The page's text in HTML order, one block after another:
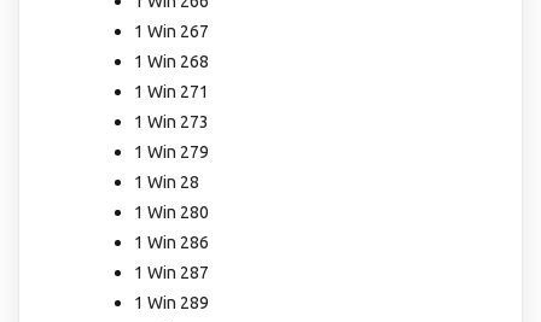
1 Win 267
1 Win 268
1 Win 271
1 Win 273
1 Win 279
1 Win 28
1 Win 280
1 Win 286
1 Win 287
1 Win 289